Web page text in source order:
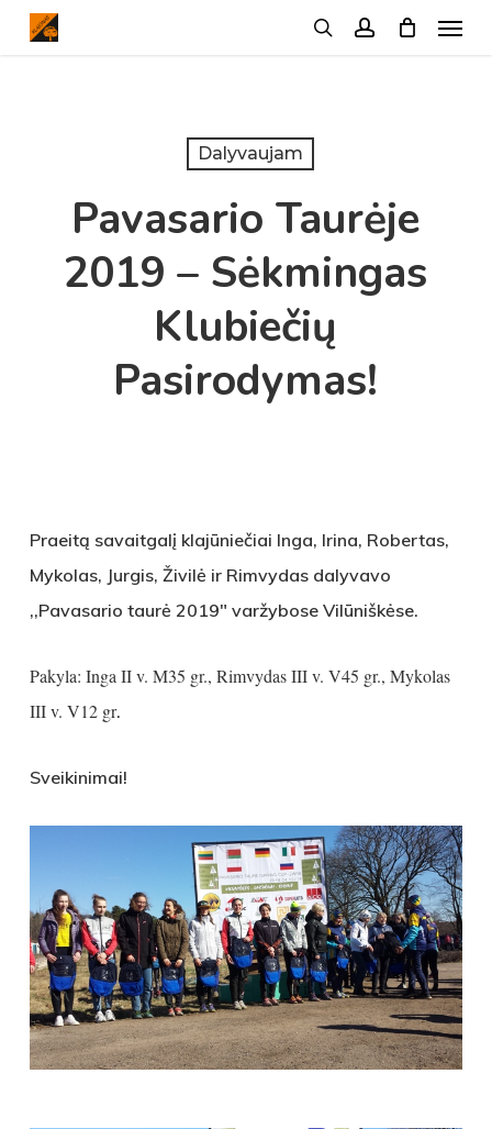
Skip
Menu
Dalyvaujam
Pavasario Taurėje
2019 – Sėkmingas
Klubiečių
Pasirodymas!
Praeitą savaitgalį klajūniečiai Inga, Irina, Robertas,
Mykolas, Jurgis, Živilė ir Rimvydas dalyvavo
,,Pavasario taurė 2019″ varžybose Vilūniškėse.
Pakyla: Inga II v. M35 gr., Rimvydas III v. V45 gr., Mykolas
III v. V12 gr.
Sveikinimai!